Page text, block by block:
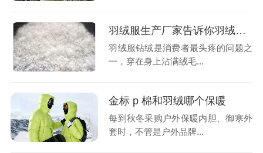
羽绒服生产厂家告诉你羽绒服为什么会有钻绒？
羽绒服钻绒是消费者最头疼的问题之
一，穿在身上沾满绒毛...
金标 p 棉和羽绒哪个保暖
每到秋冬采购户外保暖内胆、御寒外
套时，不管是户外品牌...